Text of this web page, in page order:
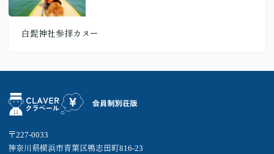
白髭神社参拝カヌー
〒227-0033
神奈川県横浜市青葉区鴨志田町816-23